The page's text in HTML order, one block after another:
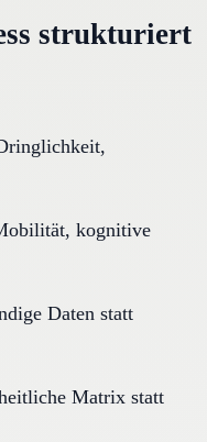
strukturiert
kognitive
Daten statt
Matrix statt